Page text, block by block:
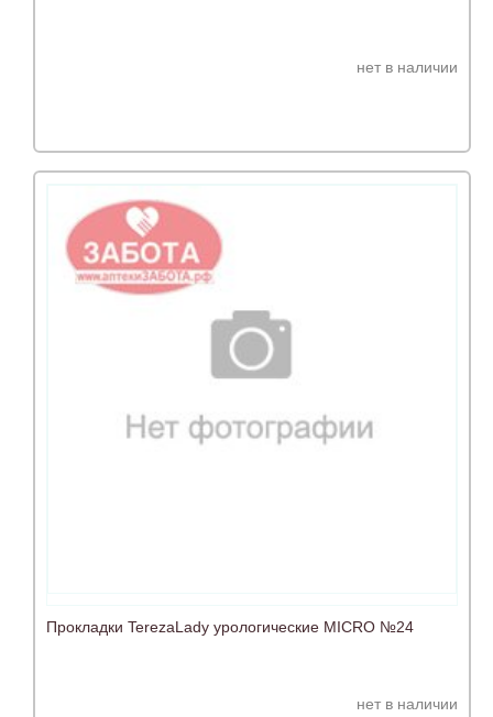
нет в наличии
Прокладки TerezaLady урологические MICRO №24
нет в наличии